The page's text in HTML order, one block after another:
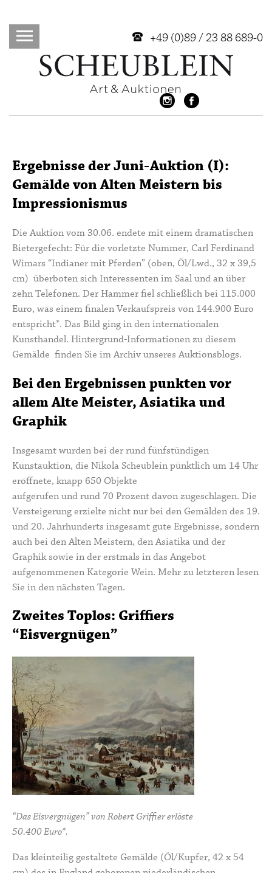
+49 (0)89 / 23 88 689-0
Ergebnisse der Juni-Auktion (I):
Gemälde von Alten Meistern bis
Impressionismus
Die Auktion vom 30.06. endete mit einem dramatischen
Bietergefecht: Für die vorletzte Nummer, Carl Ferdinand
Wimars “Indianer mit Pferden” (oben, Öl/Lwd., 32 x 39,5
cm) überboten sich Interessenten im Saal und an über
zehn Telefonen. Der Hammer fiel schließlich bei 115.000
Euro, was einem finalen Verkaufspreis von 144.900 Euro
entspricht*. Das Bild ging in den internationalen
Kunsthandel. Hintergrund-Informationen zu diesem
Gemälde finden Sie imArchiv unseres Auktionsblogs.
Bei den Ergebnissen punkten vor
allem Alte Meister, Asiatika und
Graphik
Insgesamt wurden bei der rund fünfstündigen
Kunstauktion, die Nikola Scheublein pünktlich um 14 Uhr
eröffnete, knapp 650 Objekte
aufgerufen und rund 70 Prozent davon zugeschlagen. Die
Versteigerung erzielte nicht nur bei den Gemälden des 19.
und 20. Jahrhunderts insgesamt gute Ergebnisse, sondern
auch bei den Alten Meistern, den Asiatika und der
Graphik sowie in der erstmals in das Angebot
aufgenommenen Kategorie Wein. Mehr zu letzteren lesen
Sie in den nächsten Tagen.
Zweites Toplos: Griffiers
“Eisvergnügen”
“Das Eisvergnügen” von Robert Griffier erlöste
50.400 Euro*.
Das kleinteilig gestaltete Gemälde (Öl/Kupfer, 42 x 54